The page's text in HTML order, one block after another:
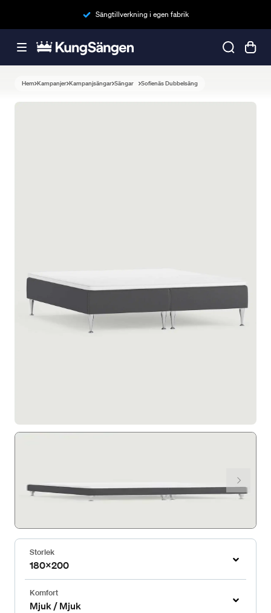
Sängtillverkning i egen fabrik
Hem Kampanjer Kampanjsängar Sängar Sofienäs Dubbelsäng
Storlek
180x200
Komfort
Mjuk / Mjuk